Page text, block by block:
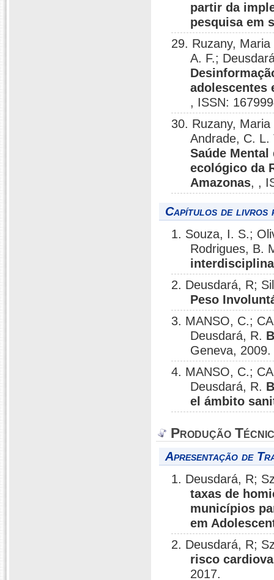
partir da
pesquisa em
29. Ruzany,
A. F.;
adolescentes
, ISSN:
30. Ruzany,
Andrade, C.
Saúde
ecológico da
Amazonas, ,
Capítulos de livros
1. Souza, I. S.;
Rodrigues, B.
2. Deusdará, R;
Peso
3. MANSO, C.;
Deusdará, R.
Geneva, 2009.
4. MANSO, C.;
Deusdará, R.
el ámbito
Produção
Apresentação de
1. Deusdará, R;
taxas de
municípios
em
2. Deusdará, R;
risco
2017.